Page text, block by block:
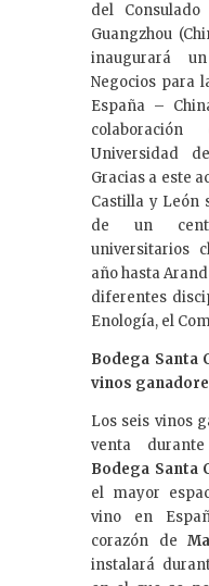
del
Guangzhou
inaugurará
Negocios para
España –
Universidad
Gracias a este
Castilla y León
de un
universitarios
año hasta
diferentes
Enología, el
Bodega Santa
vinos
Los seis vinos
venta
Bodega Santa
el mayor
vino en
corazón de
instalará